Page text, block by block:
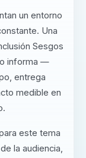
un entorno
Una
Sesgos
informa —
entrega
medible en
este tema
la audiencia,